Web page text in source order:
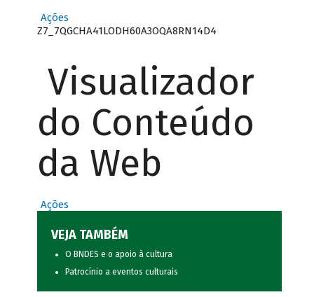
Ações
Z7_7QGCHA41LODH60A3OQA8RN14D4
Visualizador
do Conteúdo
da Web
Ações
VEJA TAMBÉM
O BNDES e o apoio à cultura
Patrocínio a eventos culturais